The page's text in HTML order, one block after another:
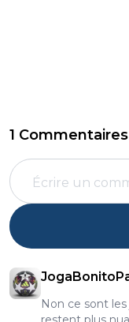
1 Commentaires
Non ce sont